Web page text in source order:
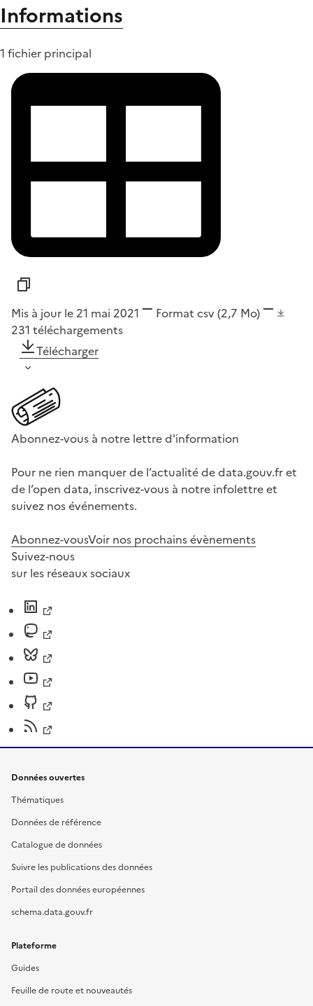
Informations
1 fichier principal
Mis à jour le 21 mai 2021 Format csv(2,7 Mo)
231 téléchargements
Télécharger
Abonnez-vous à notre lettre d'information
Pour ne rien manquer de l’actualité de data.gouv.fr et
de l’open data, inscrivez-vous à notre infolettre et
suivez nos événements.
Abonnez-vousVoir nos prochains évènements
Suivez-nous
sur les réseaux sociaux
Données ouvertes
Thématiques
Données de référence
Catalogue de données
Suivre les publications des données
Portail des données européennes
schema.data.gouv.fr
Plateforme
Guides
Feuille de route et nouveautés